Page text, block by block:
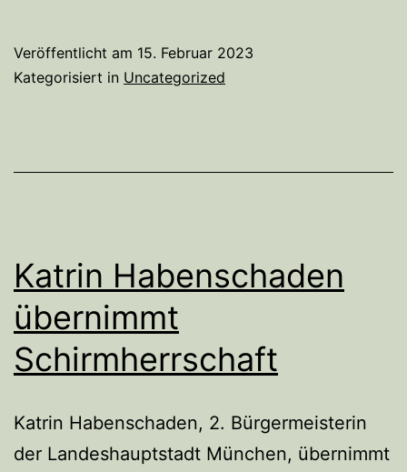
Veröffentlicht am 15. Februar 2023
Kategorisiert in Uncategorized
Katrin Habenschaden
übernimmt
Schirmherrschaft
Katrin Habenschaden, 2. Bürgermeisterin
der Landeshauptstadt München, übernimmt